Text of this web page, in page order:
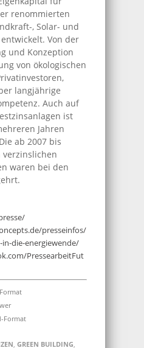
renommierten
, Solar- und
Von der
und Konzeption
von ökologischen
langjährige
Auch auf
ist
Jahren
ab 2007 bis
waren bei den
presseinfos/
die-energiewende/
PressearbeitFut
Format
, GREEN BUILDING,